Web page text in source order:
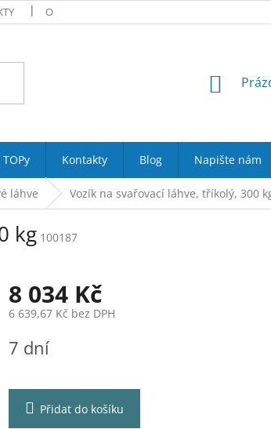
O NÁS
TOPy Kontakty Blog Napište nám
láhve Vozík na svařovací láhve, tříkolý, 300
kg 100187
8 034 Kč
6 639,67 Kč bez DPH
cena:
7 dní
Přidat do košíku